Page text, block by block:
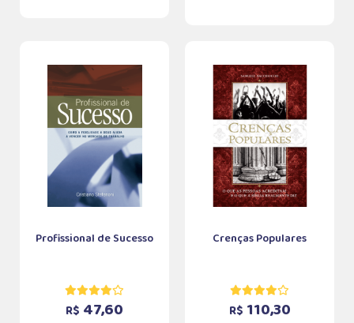
Profissional de Sucesso
R$ 47,60
Crenças Populares
R$ 110,30